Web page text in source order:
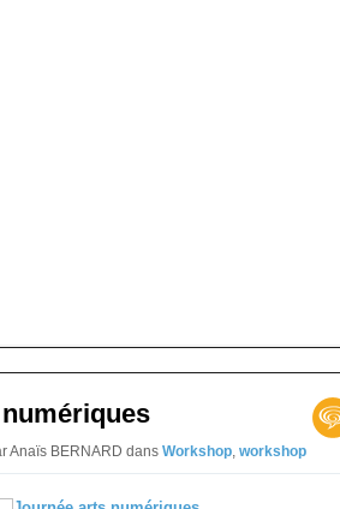
Anaïs BERNARD dans Workshop, workshop